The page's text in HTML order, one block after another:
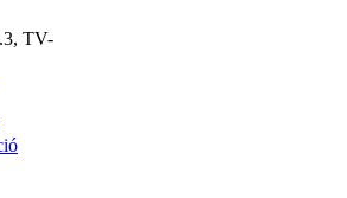
TV-